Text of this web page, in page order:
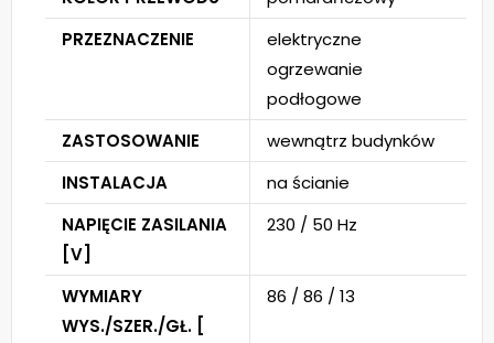
PRZEZNACZENIE
elektryczne
ogrzewanie
podłogowe
ZASTOSOWANIE
wewnątrz budynków
INSTALACJA
na ścianie
NAPIĘCIE ZASILANIA
[V]
230 / 50 Hz
WYMIARY
WYS./SZER./GŁ. [
86 / 86 / 13